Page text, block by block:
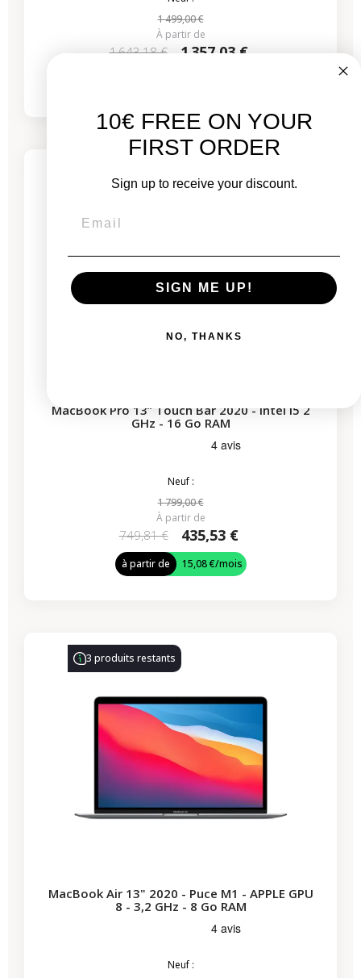
1 499,00 €
À partir de
1 643,18 € 1 357,03 €
PROMO -314,28 €
MacBook Pro 13” Touch Bar 2020 - Intel i5 2
GHz - 16 Go RAM
Neuf :
1 799,00 €
À partir de
749,81 € 435,53 €
à partir de 15,08 €/mois
3 produits restants
MacBook Air 13" 2020 - Puce M1 - APPLE GPU
8 - 3,2 GHz - 8 Go RAM
Neuf :
10€ FREE ON YOUR
FIRST ORDER
Sign up to receive your discount.
SIGN ME UP!
NO, THANKS